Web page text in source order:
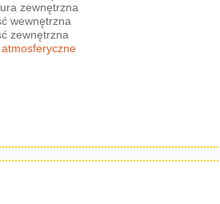
zewnętrzna
wewnętrzna
zewnętrzna